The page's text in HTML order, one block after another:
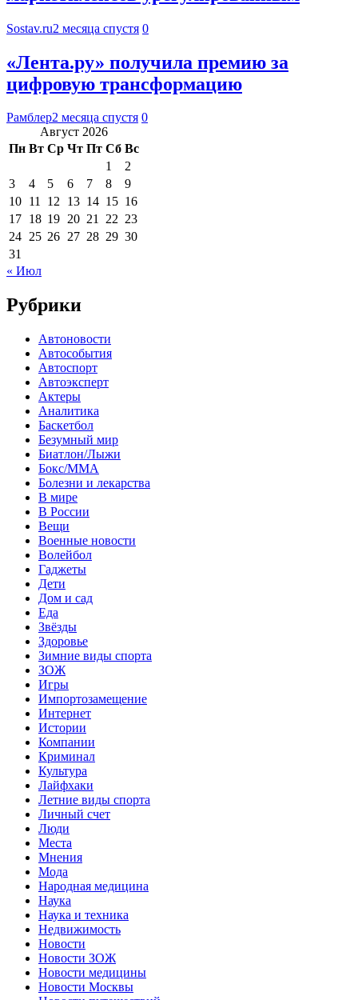
Sostav.ru2 месяца спустя 0
«Лента.ру» получила премию за
цифровую трансформацию
Рамблер2 месяца спустя 0
Август 2026
Пн Вт Ср Чт Пт Сб Вс
1
2
3
4 5 6 7 8
9
10 11 12 13 14 15 16
17 18 19 20 21 22 23
24 25 26 27 28 29 30
31
« Июл
Рубрики
Автоновости
Автособытия
Автоспорт
Автоэксперт
Актеры
Аналитика
Баскетбол
Безумный мир
Биатлон/Лыжи
Бокс/MMA
Болезни и лекарства
В мире
В России
Вещи
Военные новости
Волейбол
Гаджеты
Дети
Дом и сад
Еда
Звёзды
Здоровье
Зимние виды спорта
ЗОЖ
Игры
Импортозамещение
Интернет
Истории
Компании
Криминал
Культура
Лайфхаки
Летние виды спорта
Личный счет
Люди
Места
Мнения
Мода
Народная медицина
Наука
Наука и техника
Недвижимость
Новости
Новости ЗОЖ
Новости медицины
Новости Москвы